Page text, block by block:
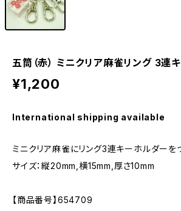
五筒（赤） ミニクリア麻雀リング 3連
¥1,200
International shipping available
ミニクリア麻雀にリング3連キーホルダーを
サイズ：縦20mm,横15mm,厚さ10mm
【商品番号】654709